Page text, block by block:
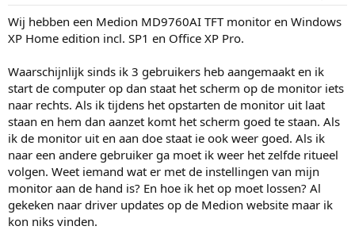
t
a
e
r
Wij hebben een Medion MD9760AI TFT monitor en Windows
XP Home edition incl. SP1 en Office XP Pro.
Waarschijnlijk sinds ik 3 gebruikers heb aangemaakt en ik
start de computer op dan staat het scherm op de monitor iets
naar rechts. Als ik tijdens het opstarten de monitor uit laat
staan en hem dan aanzet komt het scherm goed te staan. Als
ik de monitor uit en aan doe staat ie ook weer goed. Als ik
naar een andere gebruiker ga moet ik weer het zelfde ritueel
volgen. Weet iemand wat er met de instellingen van mijn
monitor aan de hand is? En hoe ik het op moet lossen? Al
gekeken naar driver updates op de Medion website maar ik
kon niks vinden.